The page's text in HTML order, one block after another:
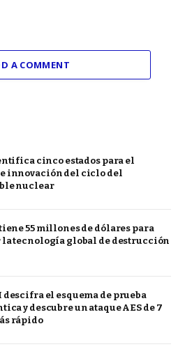
A COMMENT
cinco estados para el
innovación del ciclo del
nuclear
55 millones de dólares para
tecnología global de destrucción
descifra el esquema de prueba
y descubre un ataque AES de 7
rápido